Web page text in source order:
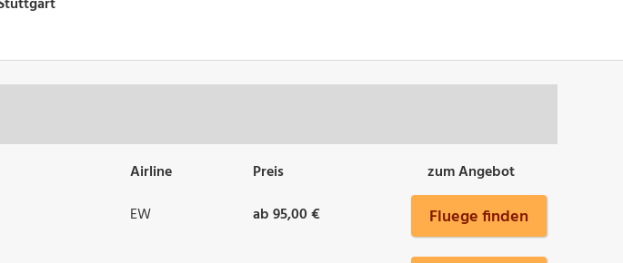
Airline Preis
zum Angebot
EW ab 95,00 € Fluege finden